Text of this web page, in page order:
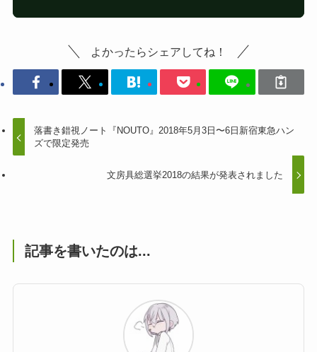
よかったらシェアしてね！
落書き錯視ノート『NOUTO』2018年5月3日〜6日新宿東急ハン
ズで限定発売
文房具総選挙2018の結果が発表されました
記事を書いたのは...